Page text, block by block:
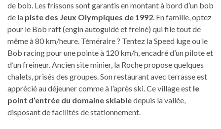
de bob. Les frissons sont garantis en montant à bord d’un bob
de la piste des Jeux Olympiques de 1992. En famille, optez
pour le Bob raft (engin autoguidé et freiné) qui file tout de
même à 80 km/heure. Téméraire ? Tentez la Speed luge ou le
Bob racing pour une pointe à 120 km/h, encadré d’un pilote et
d’un freineur. Ancien site minier, la Roche propose quelques
chalets, prisés des groupes. Son restaurant avec terrasse est
apprécié au déjeuner comme à l’après ski. Ce village est le
point d’entrée du domaine skiabledepuis la vallée,
disposant de facilités de stationnement.